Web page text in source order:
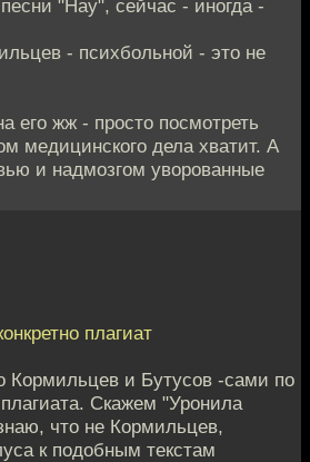
"Нау", сейчас - иногда -
- психбольной - это не
его жж - просто посмотреть
медицинского дела хватит. А
и надмозгом уворованные
плагиат
Кормильцев и Бутусов -сами по
Скажем "Уронила
что не Кормильцев,
к подобным текстам